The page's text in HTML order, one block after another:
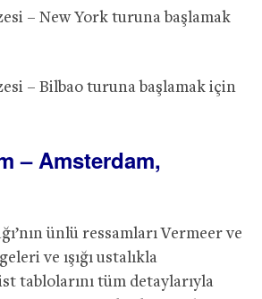
– New York turuna başlamak
– Bilbao turuna başlamak için
– Amsterdam,
ünlü ressamları Vermeer ve
ve ışığı ustalıkla
tablolarını tüm detaylarıyla